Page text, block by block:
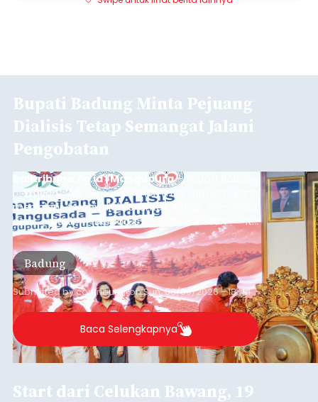
Bupati Badung Minta Pejuang
Dialisis Tetap Semangat Jalani
Pengobatan
balitribune.co.id | Mangupura- Bupati Badung
I Wayan Adi Arnawa meminta pasien yang
menjalani terapi dialisis untuk tetap semangat
dan tidak berputus asa. Pesan itu
disampaikannya saat menghadiri Sarasehan
Pejuang Dialisis yang digelar RSD Mangusada di
Ruang Kertha Gosana, Puspem Badung, Minggu
(9/8/2026).
Badung
Submitted bycontributoronSun, 08/09/2026 - 18:44
Baca Selengkapnya
Start dari Celukan Bawang, 19